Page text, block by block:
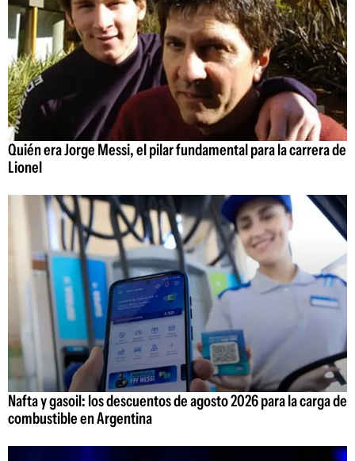
Quién era Jorge Messi, el pilar fundamental para la carrera de
Lionel
Nafta y gasoil: los descuentos de agosto 2026 para la carga de
combustible en Argentina